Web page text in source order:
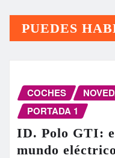
PUEDES
COCHES
PORTADA 1
ID. Polo GTI:
mundo